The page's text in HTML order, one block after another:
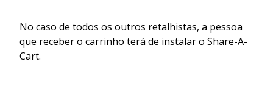
No caso de todos os outros retalhistas, a pessoa
que receber o carrinho terá de instalar o Share-A-
Cart.